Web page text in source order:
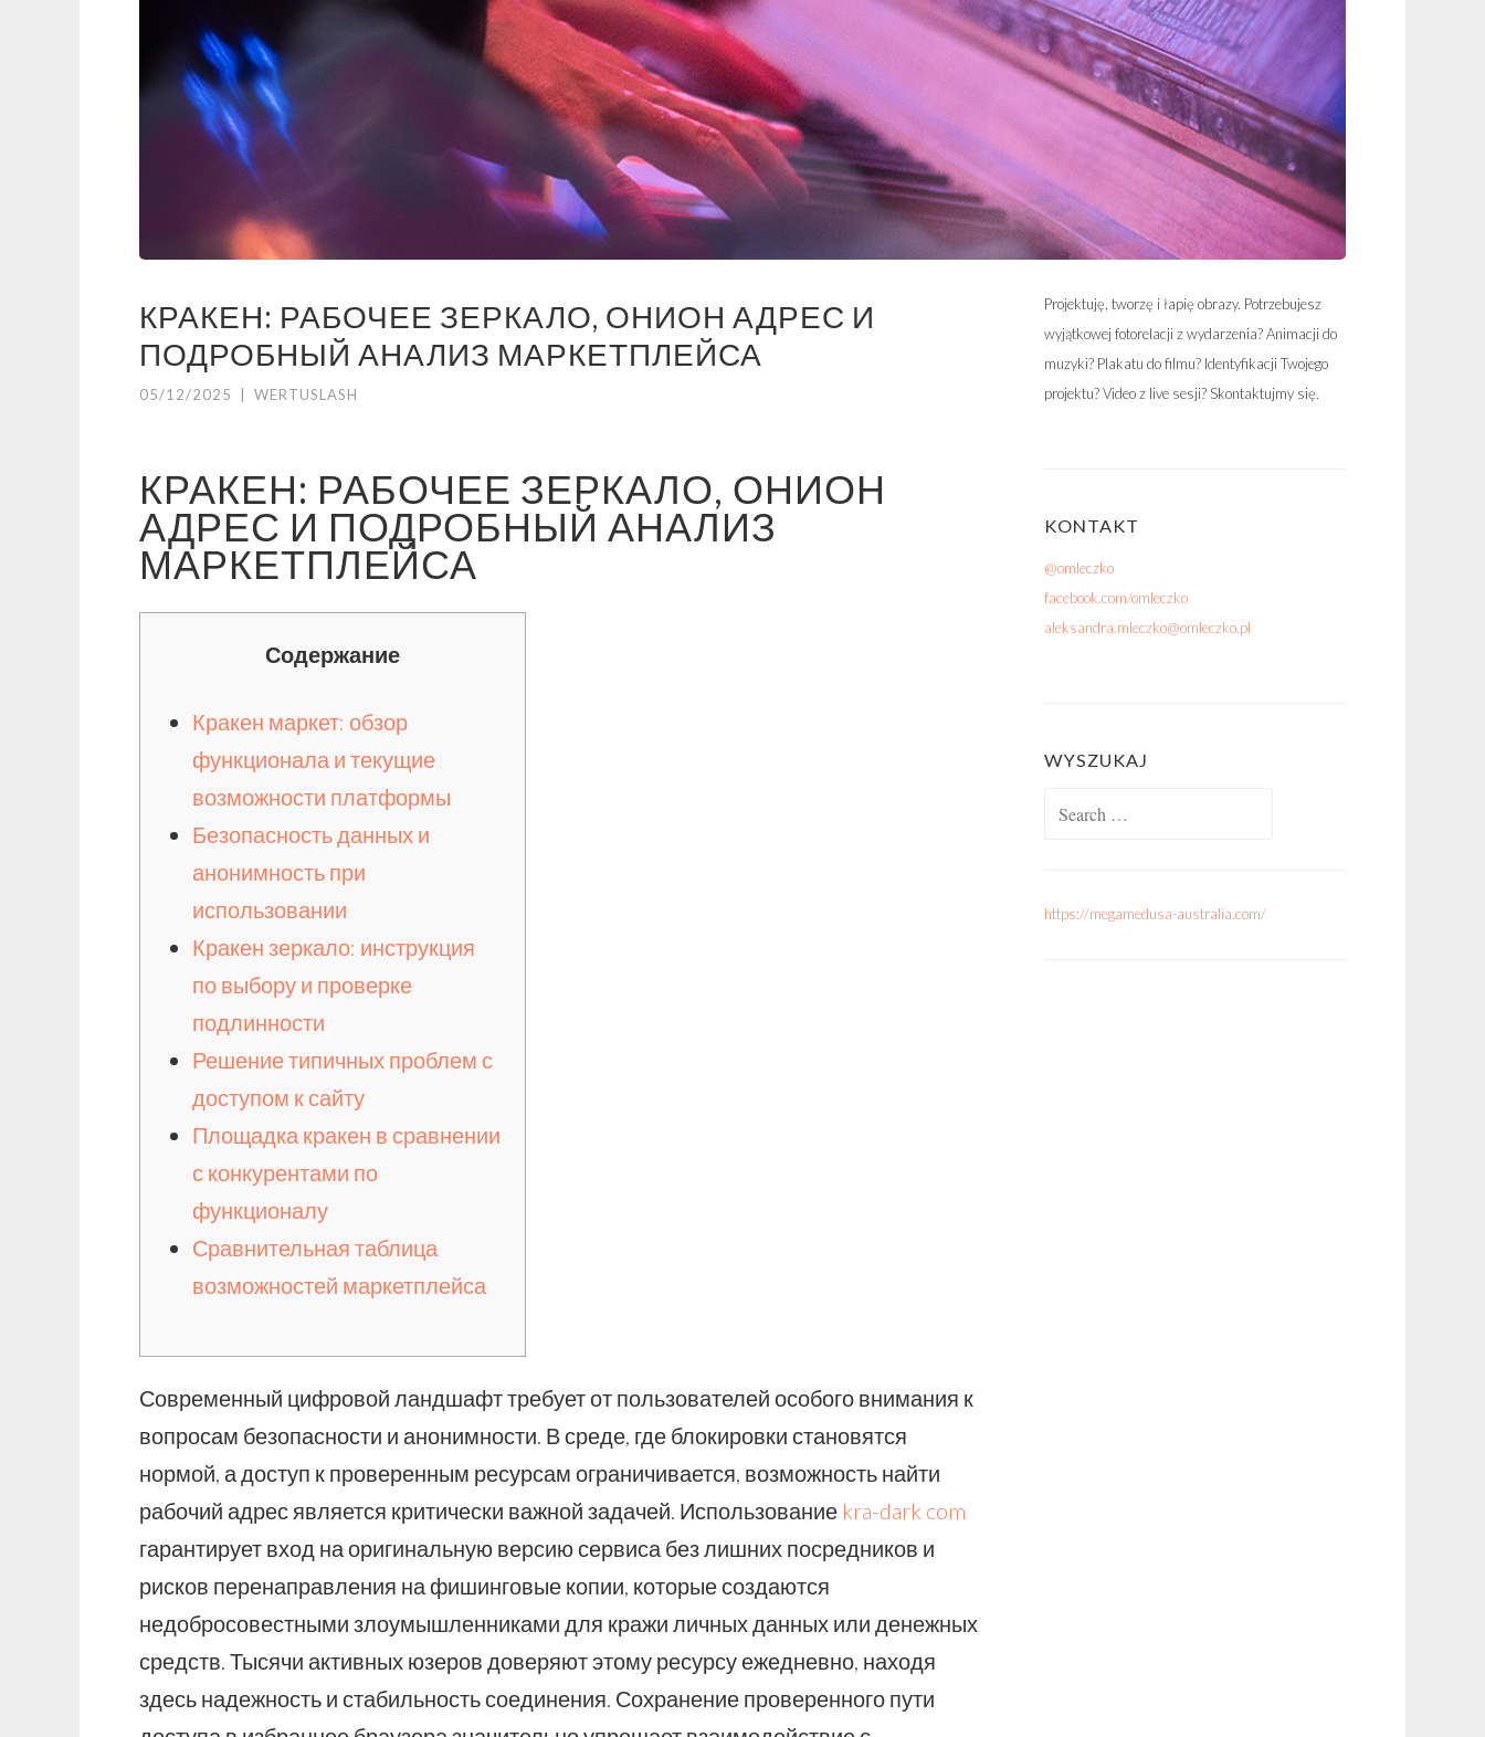
КРАКЕН: РАБОЧЕЕ ЗЕРКАЛО, ОНИОН АДРЕС И
ПОДРОБНЫЙ АНАЛИЗ МАРКЕТПЛЕЙСА
05/12/2025 WERTUSLASH
КРАКЕН: РАБОЧЕЕ ЗЕРКАЛО, ОНИОН
АДРЕС И ПОДРОБНЫЙ АНАЛИЗ
МАРКЕТПЛЕЙСА
Содержание
Кракен маркет: обзор
функционала и текущие
возможности платформы
Безопасность данных и
анонимность при
использовании
Кракен зеркало: инструкция
по выбору и проверке
подлинности
Решение типичных проблем с
доступом к сайту
Площадка кракен в сравнении
с конкурентами по
функционалу
Сравнительная таблица
возможностей маркетплейса
Современный цифровой ландшафт требует от пользователей особого внимания к
вопросам безопасности и анонимности. В среде, где блокировки становятся
нормой, а доступ к проверенным ресурсам ограничивается, возможность найти
рабочий адрес является критически важной задачей. Использование kra-dark com
гарантирует вход на оригинальную версию сервиса без лишних посредников и
рисков перенаправления на фишинговые копии, которые создаются
недобросовестными злоумышленниками для кражи личных данных или денежных
средств. Тысячи активных юзеров доверяют этому ресурсу ежедневно, находя
здесь надежность и стабильность соединения. Сохранение проверенного пути
Projektuję, tworzę i łapię obrazy. Potrzebujesz
wyjątkowej fotorelacji z wydarzenia? Animacji do
muzyki? Plakatu do filmu? Identyfikacji Twojego
projektu? Video z live sesji? Skontaktujmy się.
KONTAKT
@omleczko
facebook.com/omleczko
aleksandra.mleczko@omleczko.pl
WYSZUKAJ
https://megamedusa-australia.com/